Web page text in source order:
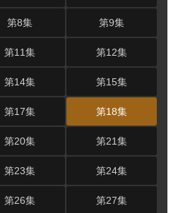
第8集 第9集
第11集 第12集
第14集 第15集
第17集 第18集
第20集 第21集
第23集 第24集
第26集 第27集